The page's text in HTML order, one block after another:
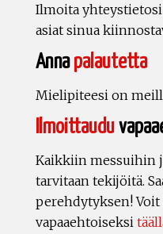
Ilmoita
asiat sinua
Annapalautetta
Mielipiteesi on
Ilmoittaudu
Kaikkiin messuihin
tarvitaan tekijöitä.
perehdytyksen!
vapaaehtoiseksi